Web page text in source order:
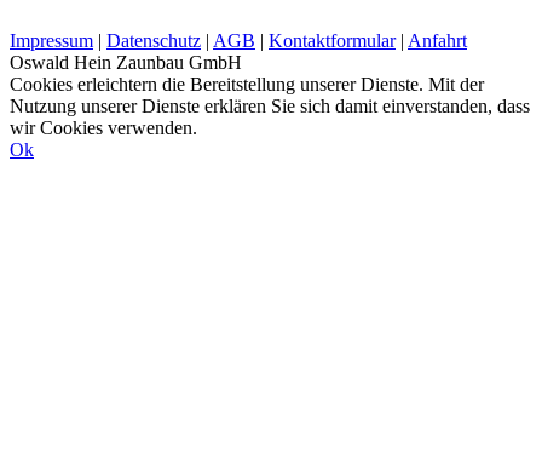
Impressum | Datenschutz | AGB | Kontaktformular| Anfahrt
Oswald Hein Zaunbau GmbH
Cookies erleichtern die Bereitstellung unserer Dienste. Mit der
Nutzung unserer Dienste erklären Sie sich damit einverstanden, dass
wir Cookies verwenden.
Ok